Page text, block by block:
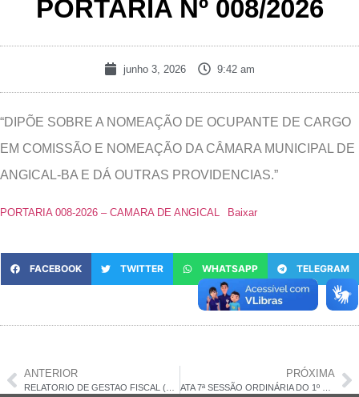
PORTARIA Nº 008/2026
junho 3, 2026 9:42 am
“DIPÕE SOBRE A NOMEAÇÃO DE OCUPANTE DE CARGO
EM COMISSÃO E NOMEAÇÃO DA CÂMARA MUNICIPAL DE
ANGICAL-BA E DÁ OUTRAS PROVIDENCIAS.”
PORTARIA 008-2026 – CAMARA DE ANGICAL Baixar
FACEBOOK TWITTER WHATSAPP TELEGRAM
ANTERIOR PRÓXIMA